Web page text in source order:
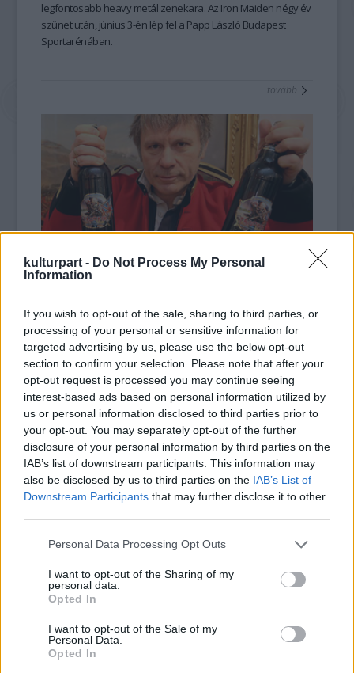
kulturpart - Do Not Process My Personal
Information
If you wish to opt-out of the sale, sharing to third parties, or
processing of your personal or sensitive information for
targeted advertising by us, please use the below opt-out
section to confirm your selection. Please note that after your
opt-out request is processed you may continue seeing
interest-based ads based on personal information utilized by
us or personal information disclosed to third parties prior to
your opt-out. You may separately opt-out of the further
disclosure of your personal information by third parties on the
IAB’s list of downstream participants. This information may
also be disclosed by us to third parties on the IAB’s List of
Downstream Participants that may further disclose it to other
Please note that this website/app uses one or more Google
not limited to your visit or usage behaviour. You may click to
grant or deny consent to Google and its third-party tags to
use your data for below specified purposes in below Google
consent section.
Personal Data Processing Opt Outs
I want to opt-out of the Sharing of my
personal data.
Opted In
I want to opt-out of the Sale of my
Personal Data.
Opted In
legfontosabb heavy metál zenekara. Az Iron Maiden négy év
szünet után, június 3-én lép fel a Papp László Budapest
Sportarénában.
tovább
A zenekar a legújabb prémium kategóriás angol sörként
reklámozza az italt, melynek címkéjéről a banda
legendás
logója
köszön vissza ránk.
tovább
Elhunyt az Iron Maiden egykori dobosa
2013. 03. 14.|Kultúrpart
Hosszantartó betegség után